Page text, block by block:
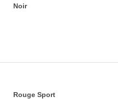
Noir
Rouge Sport